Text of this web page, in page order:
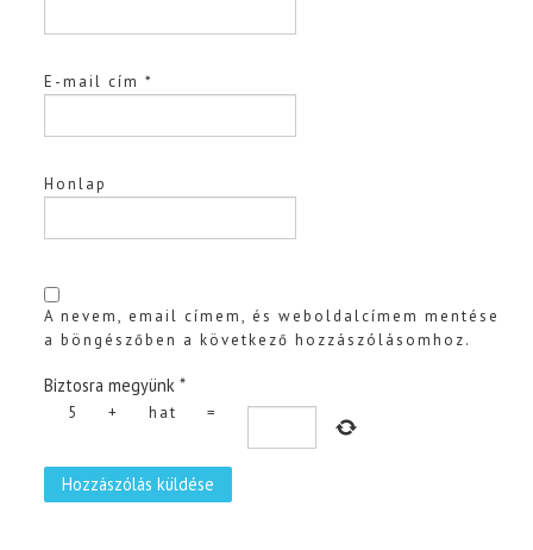
E-mail cím*
Honlap
A nevem, email címem, és weboldalcímem mentése
a böngészőben a következő hozzászólásomhoz.
Biztosra megyünk *
5 + hat =